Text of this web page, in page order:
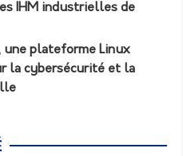
IHM industrielles de
une plateforme Linux
la cybersécurité et la